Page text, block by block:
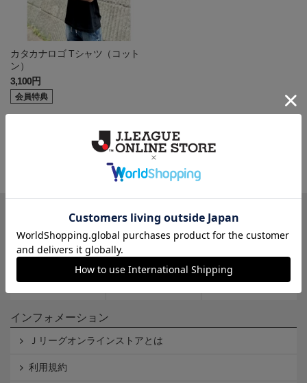
カタカナロゴ Tシャツ（コット
ン）
3,100円
会員特典
カテゴリから探す
クラブから探す
インフォメーション
Ｊリーグオンラインストアとは
利用規約